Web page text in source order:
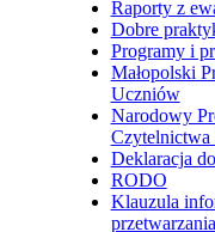
Raporty z
Dobre
Programy i
Małopolski
Uczniów
Narodowy
Czytelnictwa
Deklaracja
RODO
Klauzula